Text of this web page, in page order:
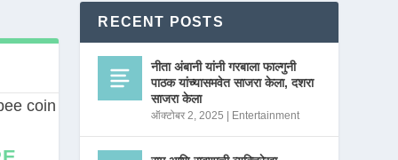
RECENT POSTS
नीता अंबानी यांनी गरबाला फाल्गुनी
पाठक यांच्यासमवेत साजरा केला, दशरा
साजरा केला
ऑक्टोबर 2, 2025 Entertainment